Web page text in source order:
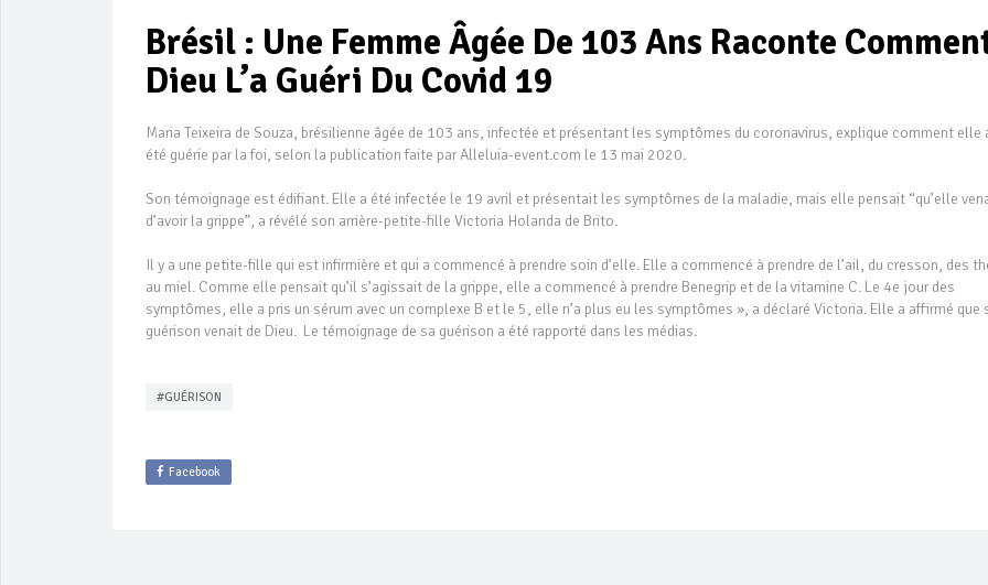
Brésil : Une Femme Âgée De 103 Ans Raconte
Dieu L’a Guéri Du Covid 19
Maria Teixeira de Souza, brésilienne âgée de 103 ans, infectée et présentant les symptômes du coronavirus, explique comment elle
été guérie par la foi, selon la publication faite par Alleluia-event.com le 13 mai 2020.
Son témoignage est édifiant. Elle a été infectée le 19 avril et présentait les symptômes de la maladie, mais elle pensait “qu’elle
d’avoir la grippe”, a révélé son arrière-petite-fille Victoria Holanda de Brito.
Il y a une petite-fille qui est infirmière et qui a commencé à prendre soin d’elle. Elle a commencé à prendre de l’ail, du cresson, des
au miel. Comme elle pensait qu’il s’agissait de la grippe, elle a commencé à prendre Benegrip et de la vitamine C. Le 4e jour des
symptômes, elle a pris un sérum avec un complexe B et le 5, elle n’a plus eu les symptômes », a déclaré Victoria. Elle a affirmé que
guérison venait de Dieu. Le témoignage de sa guérison a été rapporté dans les médias.
#GUÉRISON
Facebook